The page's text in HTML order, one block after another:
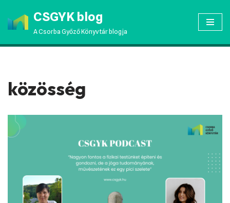
Skip
CSGYK blog
A Csorba Győző Könyvtár blogja
közösség